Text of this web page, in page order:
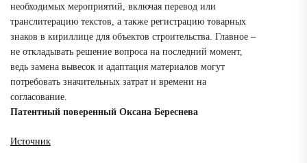
необходимых мероприятий, включая перевод или
транслитерацию текстов, а также регистрацию товарных
знаков в кириллице для объектов строительства. Главное –
не откладывать решение вопроса на последний момент,
ведь замена вывесок и адаптация материалов могут
потребовать значительных затрат и времени на
согласование.
Патентный поверенный Оксана Береснева
Источник